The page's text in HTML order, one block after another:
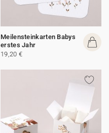
Meilensteinkarten Babys
erstes Jahr
19,20 €